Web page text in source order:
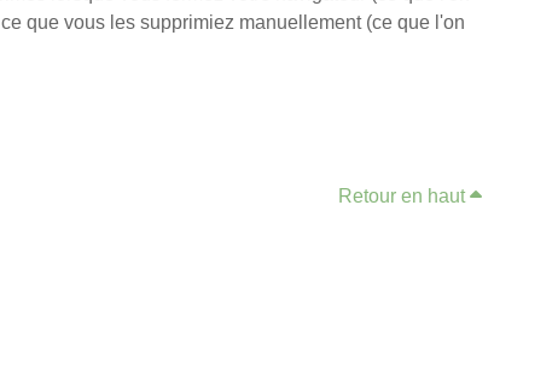
que vous les supprimiez manuellement (ce que l'on
Retour en haut